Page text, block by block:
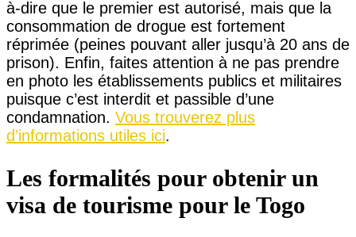
à-dire que le premier est autorisé, mais que la
consommation de drogue est fortement
réprimée (peines pouvant aller jusqu’à 20 ans de
prison). Enfin, faites attention à ne pas prendre
en photo les établissements publics et militaires
puisque c’est interdit et passible d’une
condamnation. Vous trouverez plus
d’informations utiles ici.
Les formalités pour obtenir un
visa de tourisme pour le Togo